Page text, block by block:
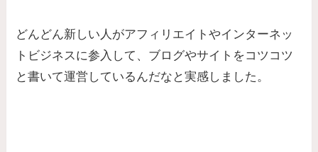
どんどん新しい人がアフィリエイトやインターネッ
トビジネスに参入して、ブログやサイトをコツコツ
と書いて運営しているんだなと実感しました。